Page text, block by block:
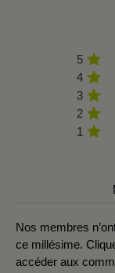
5
4
3
2
1
Nos membres
ce millésime.
accéder aux